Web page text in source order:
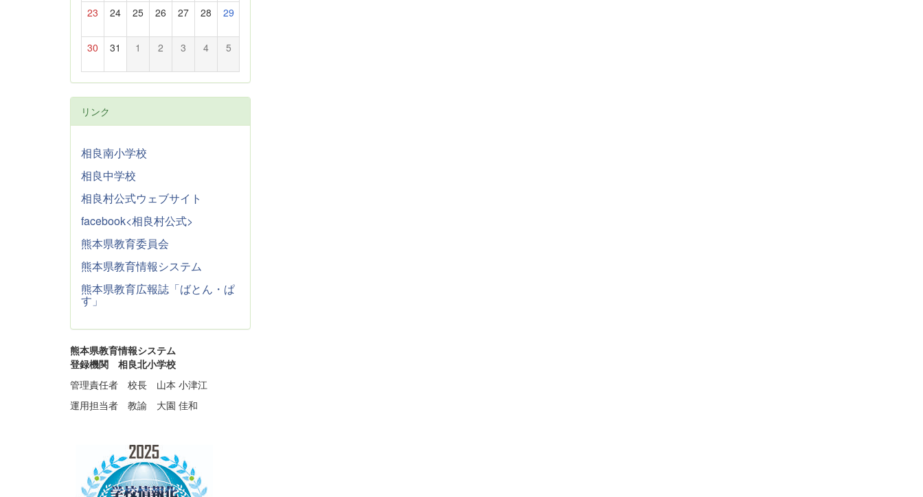
23 24 25 26 27 28 29
30 31 1 2 3 4 5
リンク
相良南小学校
相良中学校
相良村公式ウェブサイト
facebook<相良村公式>
熊本県教育委員会
熊本県教育情報システム
熊本県教育広報誌「ばとん・ぱ
す」
熊本県教育情報システム
登録機関 相良北小学校
管理責任者 校長 山本 小津江
運用担当者 教諭 大園 佳和